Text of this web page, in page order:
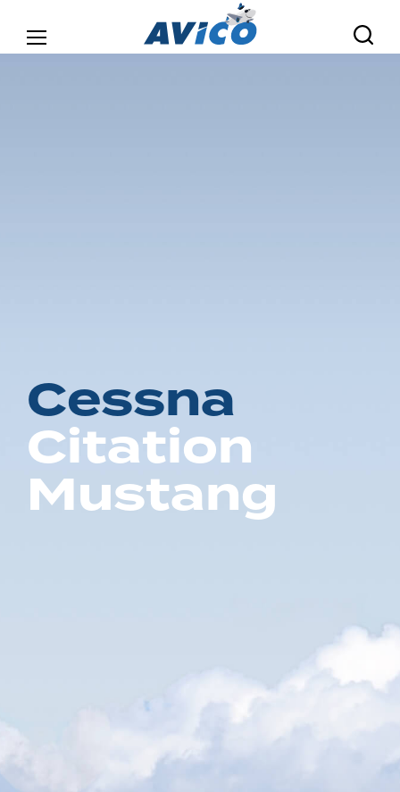
Cessna
Citation
Mustang